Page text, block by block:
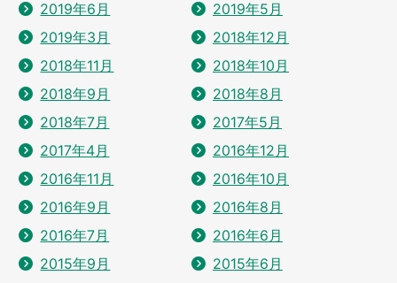
2019年6月
2019年5月
2019年3月
2018年12月
2018年11月
2018年10月
2018年9月
2018年8月
2018年7月
2017年5月
2017年4月
2016年12月
2016年11月
2016年10月
2016年9月
2016年8月
2016年7月
2016年6月
2015年9月
2015年6月